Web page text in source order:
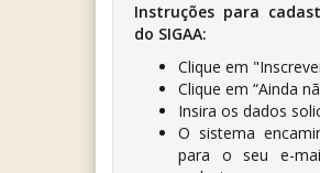
Instruções para
do SIGAA:
Clique em
Clique em “Ainda
Insira os dados
O sistema
para o seu e-